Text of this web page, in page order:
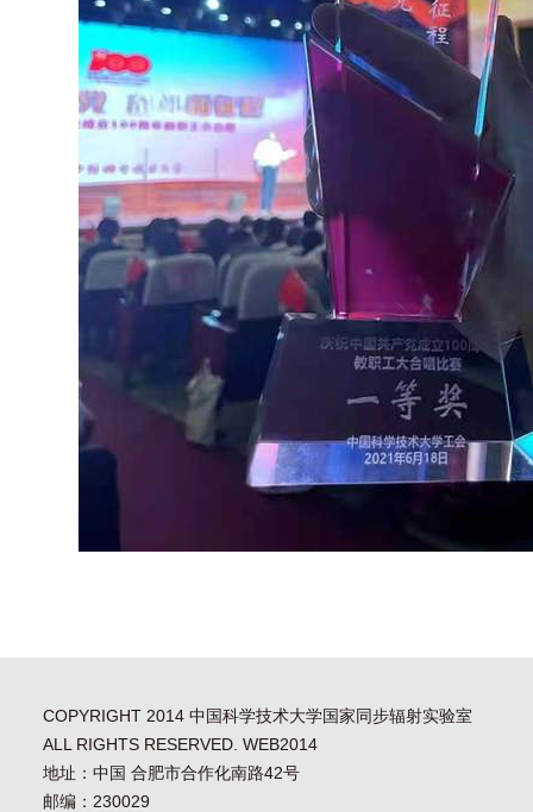
COPYRIGHT 2014 中国科学技术大学国家同步辐射实验室
ALL RIGHTS RESERVED. WEB2014
地址：中国 合肥市合作化南路42号
邮编：230029